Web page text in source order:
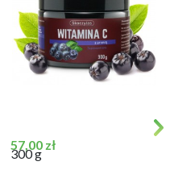
Cena
57,00 zł
300 g